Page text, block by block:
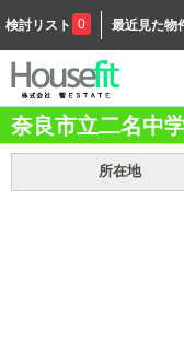
検討リスト 0 最近見た物
奈良市立二名中
所在地